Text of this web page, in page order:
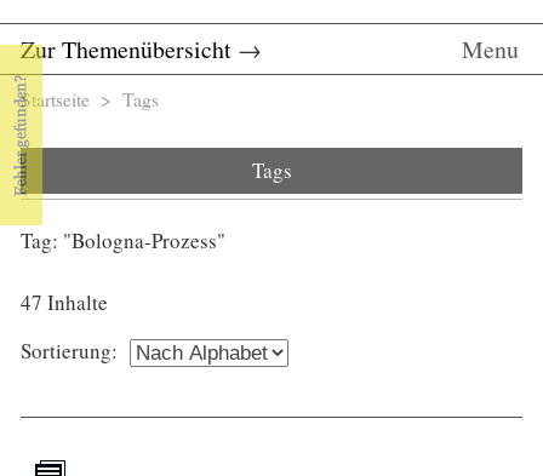
Zur Themenübersicht → Menu
Sie sind hier
Startseite > Tags
Tags
Tag: "Bologna-Prozess"
47 Inhalte
Sortierung: